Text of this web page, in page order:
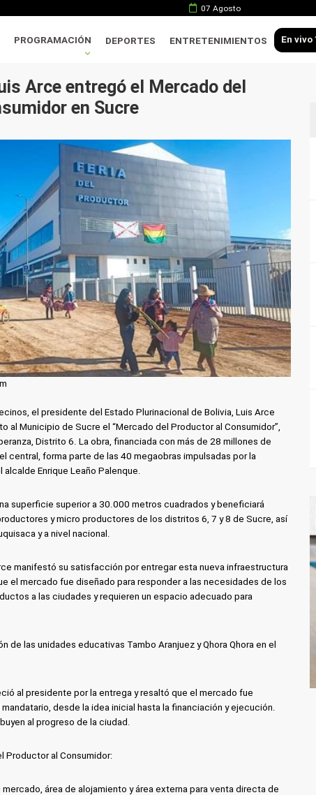
07 Agosto
PROGRAMACIÓN DEPORTES ENTRETENIMIENTOS En vivo
Arce entregó el Mercado del
en Sucre
el presidente del Estado Plurinacional de Bolivia, Luis Arce
al Municipio de Sucre el “Mercado del Productor al Consumidor”,
Distrito 6. La obra, financiada con más de 28 millones de
central, forma parte de las 40 megaobras impulsadas por la
Enrique Leaño Palenque.
superficie superior a 30.000 metros cuadrados y beneficiará
y micro productores de los distritos 6, 7 y 8 de Sucre, así
y a nivel nacional.
manifestó su satisfacción por entregar esta nueva infraestructura
el mercado fue diseñado para responder a las necesidades de los
a las ciudades y requieren un espacio adecuado para
de las unidades educativas Tambo Aranjuez y Qhora Qhora en el
al presidente por la entrega y resaltó que el mercado fue
desde la idea inicial hasta la financiación y ejecución.
al progreso de la ciudad.
Productor al Consumidor:
área de alojamiento y área externa para venta directa de